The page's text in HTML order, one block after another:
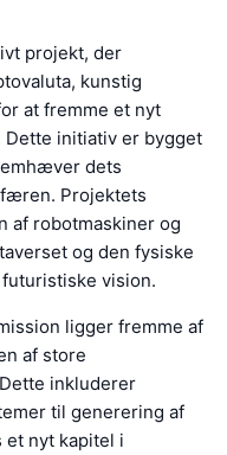
projekt, der
kunstig
at fremme et nyt
Dette initiativ er bygget
dets
Projektets
af robotmaskiner og
og den fysiske
vision.
ligger fremme af
af store
inkluderer
til generering af
et nyt kapitel i